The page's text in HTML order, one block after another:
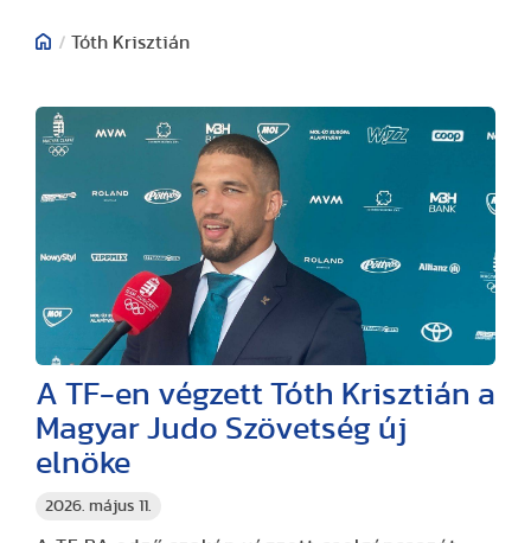
/ Tóth Krisztián
2026. május 11.
A TF-en végzett Tóth Krisztián a
Magyar Judo Szövetség új
elnöke